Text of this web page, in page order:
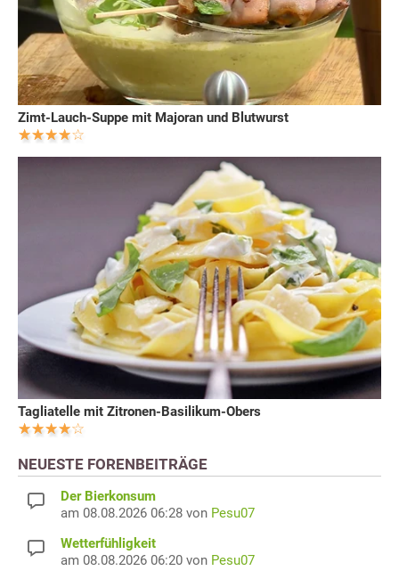
Zimt-Lauch-Suppe mit Majoran und Blutwurst
Tagliatelle mit Zitronen-Basilikum-Obers
NEUESTE FORENBEITRÄGE
Der Bierkonsum
am 08.08.2026 06:28 von Pesu07
Wetterfühligkeit
am 08.08.2026 06:20 von Pesu07